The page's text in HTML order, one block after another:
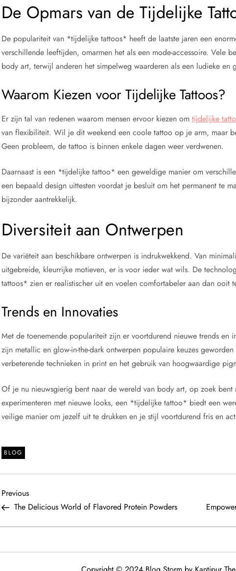
De Opmars van de Tijdelijke
De populariteit van *tijdelijke tattoos* heeft de laatste jaren een
verschillende leeftijden, omarmen het als een mode-accessoire. Vele
body art, terwijl anderen het simpelweg waarderen als een ludieke en
Waarom Kiezen voor Tijdelijke Tattoos?
Er zijn tal van redenen waarom mensen ervoor kiezen om tijdelijke
van flexibiliteit. Wil je dit weekend een coole tattoo op je arm, maar
Geen probleem, de tattoo is binnen enkele dagen weer verdwenen.
Daarnaast is een *tijdelijke tattoo* een geweldige manier om
een bepaald design uittesten voordat je besluit om het permanent te
bijzonder aantrekkelijk.
Diversiteit aan Ontwerpen
De variëteit aan beschikbare ontwerpen is indrukwekkend. Van
uitgebreide, kleurrijke motieven, er is voor ieder wat wils. De
tattoos* zien er realistischer uit en voelen comfortabeler aan dan ooit
Trends en Innovaties
Met de toenemende populariteit zijn er voortdurend nieuwe trends en
zijn metallic en glow-in-the-dark ontwerpen populaire keuzes
verbeterende technieken in print en het gebruik van hoogwaardige
Of je nu nieuwsgierig bent naar de wereld van body art, op zoek
experimenteren met nieuwe looks, een *tijdelijke tattoo* biedt een
veilige manier om jezelf uit te drukken en je stijl voortdurend fris en
BLOG
P
o
Previous
Post
Previous
The Delicious World of Flavored Protein Powders